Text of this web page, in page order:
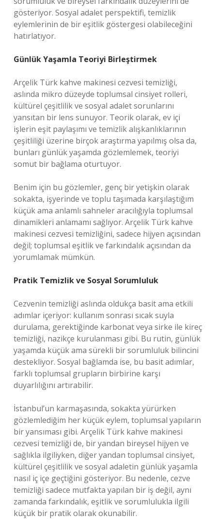
gösteriyor. Sosyal adalet perspektifi, temizlik
eylemlerinin de bir eşitlik göstergesi olabileceğini
hatırlatıyor.
Günlük Yaşamla Teoriyi Birleştirmek
Arçelik Türk kahve makinesi cezvesi temizliği,
aslında mikro düzeyde toplumsal cinsiyet rolleri,
kültürel çeşitlilik ve sosyal adalet sorunlarını
yansıtan bir lens sunuyor. Teorik olarak, ev içi
işlerin eşit paylaşımı ve temizlik alışkanlıklarının
çeşitliliği üzerine birçok araştırma yapılmış olsa da,
bunları günlük yaşamda gözlemlemek, teoriyi
somut bir bağlama oturtuyor.
Benim için bu gözlemler, genç bir yetişkin olarak
sokakta, işyerinde ve toplu taşımada karşılaştığım
küçük ama anlamlı sahneler aracılığıyla toplumsal
dinamikleri anlamamı sağlıyor. Arçelik Türk kahve
makinesi cezvesi temizliğini, sadece hijyen açısından
değil; toplumsal eşitlik ve farkındalık açısından da
yorumlamak mümkün.
Pratik Temizlik ve Sosyal Sorumluluk
Cezvenin temizliği aslında oldukça basit ama etkili
adımlar içeriyor: kullanım sonrası sıcak suyla
durulama, gerektiğinde karbonat veya sirke ile kireç
temizliği, nazikçe kurulanması gibi. Bu rutin, günlük
yaşamda küçük ama sürekli bir sorumluluk bilincini
destekliyor. Sosyal bağlamda ise, bu basit adımlar,
farklı toplumsal grupların birbirine karşı
duyarlılığını artırabilir.
İstanbul’un karmaşasında, sokakta yürürken
gözlemlediğim her küçük eylem, toplumsal yapıların
bir yansıması gibi. Arçelik Türk kahve makinesi
cezvesi temizliği de, bir yandan bireysel hijyen ve
sağlıkla ilgiliyken, diğer yandan toplumsal cinsiyet,
kültürel çeşitlilik ve sosyal adaletin günlük yaşamla
nasıl iç içe geçtiğini gösteriyor. Bu nedenle, cezve
temizliği sadece mutfakta yapılan bir iş değil, aynı
zamanda farkındalık, eşitlik ve sorumlulukla ilgili
küçük bir pratik olarak okunabilir.